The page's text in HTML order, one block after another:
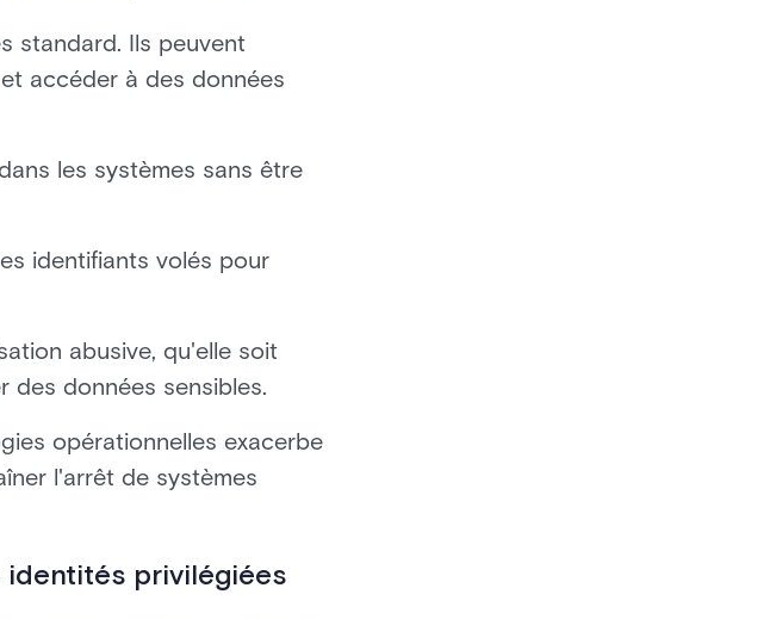
standard. Ils peuvent
accéder à des données
les systèmes sans être
identifiants volés pour
abusive, qu'elle soit
des données sensibles.
opérationnelles exacerbe
l'arrêt de systèmes
privilégiées